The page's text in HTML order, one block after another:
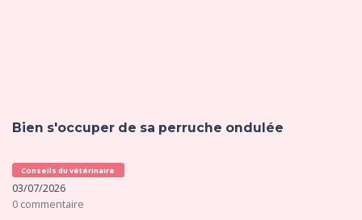
Bien s'occuper de sa perruche ondulée
Conseils du vétérinaire
03/07/2026
0 commentaire